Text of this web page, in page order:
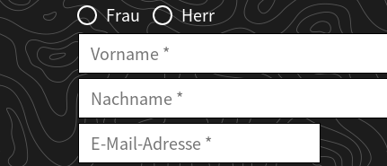
Frau
Herr
Vorname
Nachname
E-
Mailadresse
Mail